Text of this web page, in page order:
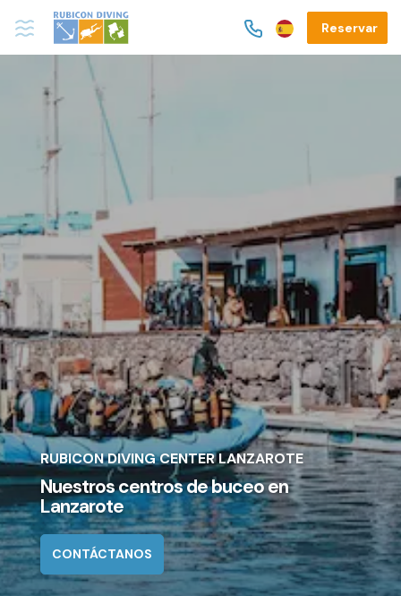
Reservar
RUBICON DIVING CENTER LANZAROTE
Nuestros centros de buceo en
Lanzarote
CONTÁCTANOS